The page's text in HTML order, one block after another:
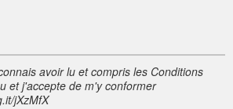
avoir lu et compris les Conditions
et j'accepte de m'y conformer
jXzMfX